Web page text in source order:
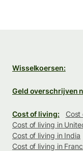
Wisselkoersen:
Geld overschrijven
Cost of living:
Cost
Cost of living in
Cost of living in India
Cost of living in